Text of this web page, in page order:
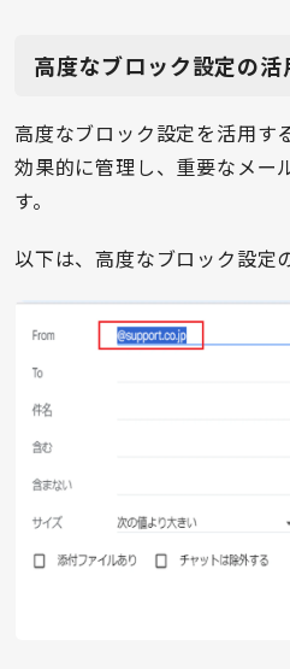
高度なブロック設定の活
高度なブロック設定を活用す
効果的に管理し、重要なメー
す。
以下は、高度なブロック設定